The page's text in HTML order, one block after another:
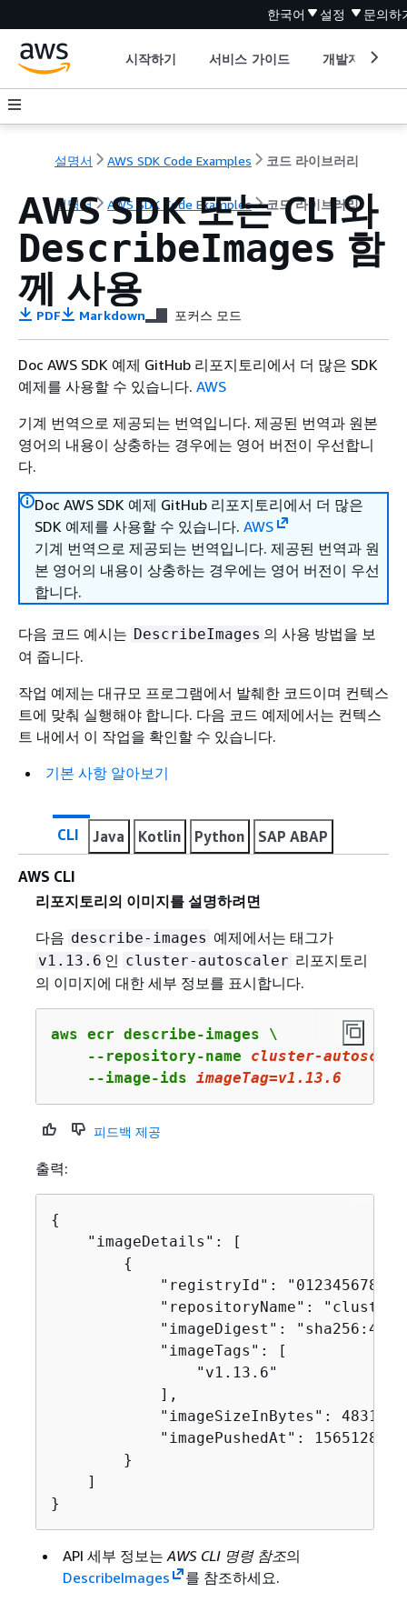
한국어 설정 문의하
시작하기 서비스 가이드 개발자 도구
설명서 AWS SDK Code Examples 코드 라이브러리
설명서 AWS SDK Code Examples 코드 라이브러리
AWS SDK 또는 CLI와
DescribeImages 함
께 사용
PDF Markdown 포커스 모드
Doc AWS SDK 예제 GitHub 리포지토리에서 더 많은 SDK
예제를 사용할 수 있습니다. AWS
기계 번역으로 제공되는 번역입니다. 제공된 번역과 원본
영어의 내용이 상충하는 경우에는 영어 버전이 우선합니
다.
Doc AWS SDK 예제 GitHub 리포지토리에서 더 많은
SDK 예제를 사용할 수 있습니다. AWS
기계 번역으로 제공되는 번역입니다. 제공된 번역과 원
본 영어의 내용이 상충하는 경우에는 영어 버전이 우선
합니다.
다음 코드 예시는 DescribeImages 의 사용 방법을 보
여 줍니다.
작업 예제는 대규모 프로그램에서 발췌한 코드이며 컨텍스
트에 맞춰 실행해야 합니다. 다음 코드 예제에서는 컨텍스
트 내에서 이 작업을 확인할 수 있습니다.
기본 사항 알아보기
CLI Java Kotlin Python SAP ABAP
AWS CLI
리포지토리의 이미지를 설명하려면
다음 describe-images 예제에서는 태그가
v1.13.6 인 cluster-autoscaler 리포지토리
의 이미지에 대한 세부 정보를 표시합니다.
aws ecr describe-images \
    --repository-name
cluster-
    --image-ids
imageTag=v1 . 13. 6
피드백 제공
출력:
{
    "imageDetails": [
{
"registryId":
"repositoryName":
"imageDigest":
            "imageTags": [
                "v1.13.6"
            ],
"imageSizeInBytes":
"imagePushedAt":
        }
    ]
}
API 세부 정보는AWS CLI 명령 참조의
DescribeImages
를 참조하세요.